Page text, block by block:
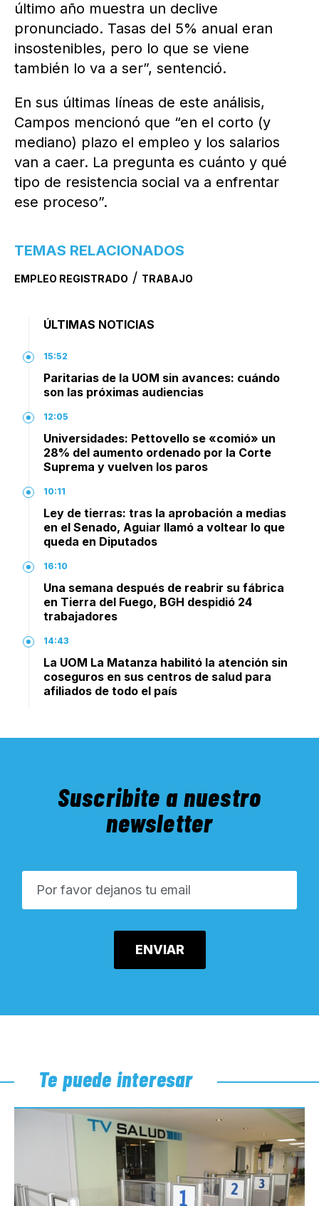
último año muestra un declive
pronunciado. Tasas del 5% anual eran
insostenibles, pero lo que se viene
también lo va a ser”, sentenció.
En sus últimas líneas de este análisis,
Campos mencionó que “en el corto (y
mediano) plazo el empleo y los salarios
van a caer. La pregunta es cuánto y qué
tipo de resistencia social va a enfrentar
ese proceso”.
TEMAS RELACIONADOS
EMPLEO REGISTRADO / TRABAJO
ÚLTIMAS NOTICIAS
15:52
Paritarias de la UOM sin avances: cuándo
son las próximas audiencias
12:05
Universidades: Pettovello se «comió» un
28% del aumento ordenado por la Corte
Suprema y vuelven los paros
10:11
Ley de tierras: tras la aprobación a medias
en el Senado, Aguiar llamó a voltear lo que
queda en Diputados
16:10
Una semana después de reabrir su fábrica
en Tierra del Fuego, BGH despidió 24
trabajadores
14:43
La UOM La Matanza habilitó la atención sin
coseguros en sus centros de salud para
afiliados de todo el país
Suscribite a nuestro
newsletter
Te puede interesar